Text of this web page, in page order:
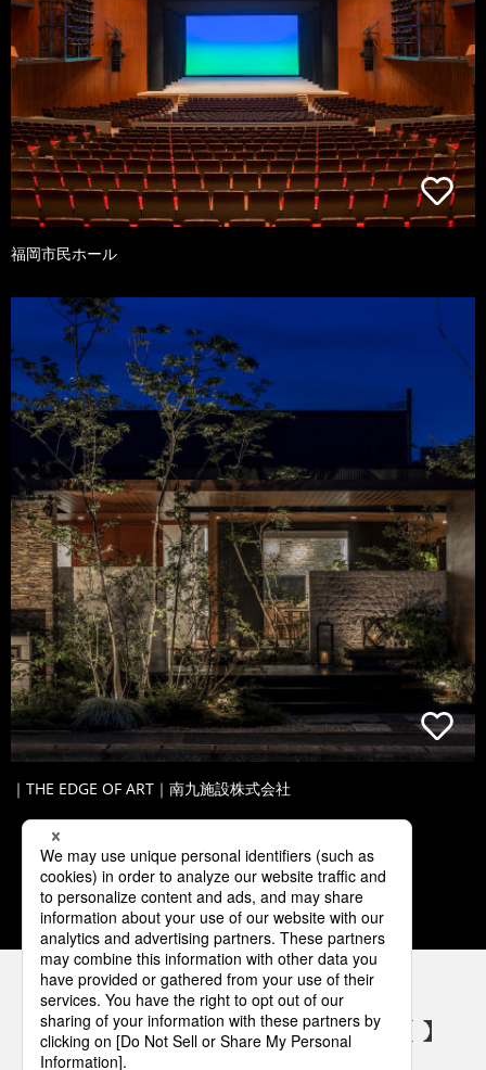
福岡市民ホール
｜THE EDGE OF ART｜南九施設株式会社
1 2 3 4 5
パナソニックの電気設備 SNSアカウント